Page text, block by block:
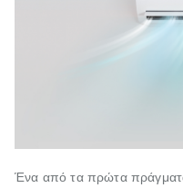
Ένα από τα πρώτα